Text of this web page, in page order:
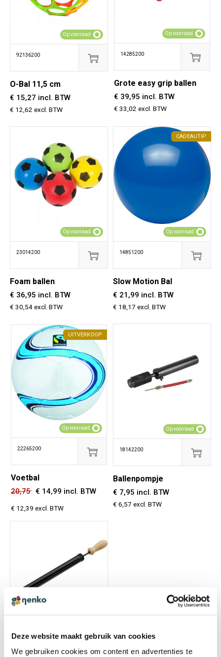
Deze website maakt gebruik van cookies
We gebruiken cookies om content en advertenties te
92136200
Op voorraad
O-Bal 11,5 cm
€ 15,27 incl. BTW
€ 12,62 excl. BTW
14285200
Op voorraad
Grote easy grip ballen
€ 39,95 incl. BTW
€ 33,02 excl. BTW
23014200
Op voorraad
Foam ballen
€ 36,95 incl. BTW
€ 30,54 excl. BTW
CADEAUTIP
14851200
Op voorraad
Slow Motion Bal
€ 21,99 incl. BTW
€ 18,17 excl. BTW
UITVERKOOP
22265200
Op voorraad
Voetbal
€
20,75 14,99 incl. BTW
€ 12,39 excl. BTW
18142200
Op voorraad
Ballenpompje
€ 7,95 incl. BTW
€ 6,57 excl. BTW